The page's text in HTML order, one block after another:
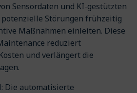
Sensordaten und KI-gestützten
potenzielle Störungen frühzeitig
Maßnahmen einleiten. Diese
reduziert
und verlängert die
Die automatisierte